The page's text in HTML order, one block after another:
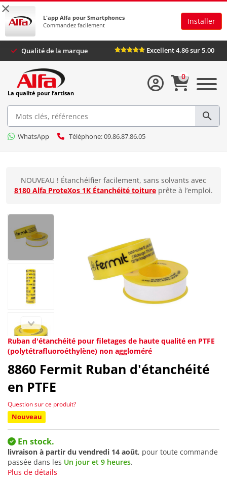
×
L'app Alfa pour Smartphones
Commandez facilement
Installer
Qualité de la marque Excellent 4.86 sur 5.00
La qualité pour l’artisan
WhatsApp Téléphone: 09.86.87.86.05
0
NOUVEAU ! Étanchéifier facilement, sans solvants avec
8180 Alfa ProteXos 1K Étanchéité toiture prête à l’emploi.
Ruban d'étanchéité pour filetages de haute qualité en PTFE
(polytétrafluoroéthylène) non aggloméré
8860 Fermit Ruban d'étanchéité
en PTFE
Question sur ce produit?
Nouveau
En stock.
livraison à partir du vendredi 14 août, pour toute commande
passée dans les Un jour et 9 heures.
Plus de détails